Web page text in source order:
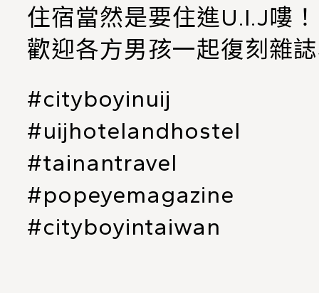
住宿當然是要住進U.I.J嘍！
歡迎各方男孩一起復刻雜
#cityboyinuij
#uijhotelandhostel
#tainantravel
#popeyemagazine
#cityboyintaiwan